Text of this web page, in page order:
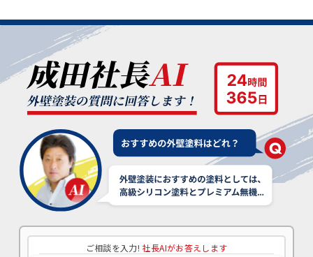
ご相談を入力! 社長AIがお答えします